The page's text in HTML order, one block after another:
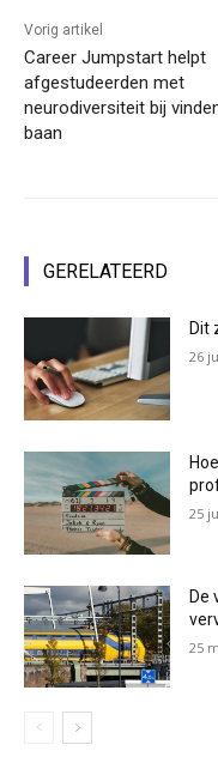
Vorig artikel
Career Jumpstart helpt
afgestudeerden met
neurodiversiteit bij
baan
GERELATEERD
Dit
26
25
De
25